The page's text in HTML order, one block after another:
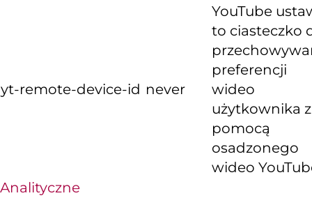
yt-remote-device-id never
YouTube
to ciasteczko
preferencji
wideo
użytkownika
pomocą
osadzonego
wideo
Analityczne